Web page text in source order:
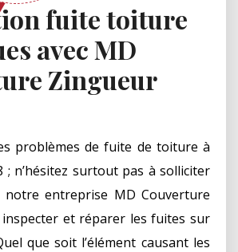
fuite toiture
avec MD
Zingueur
problèmes de fuite de toiture à
; n’hésitez surtout pas à solliciter
notre entreprise MD Couverture
et réparer les fuites sur
que soit l’élément causant les